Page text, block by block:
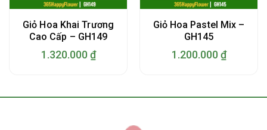
Giỏ Hoa Khai Trương
Cao Cấp – GH149
1.320.000 ₫
Giỏ Hoa Pastel Mix –
GH145
1.200.000 ₫